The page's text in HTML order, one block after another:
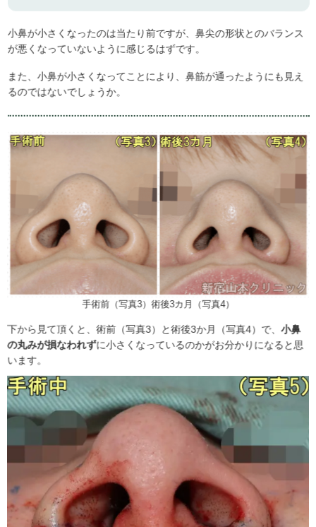
小鼻が小さくなったのは当たり前ですが、鼻尖の形状とのバランス
が悪くなっていないように感じるはずです。
また、小鼻が小さくなってことにより、鼻筋が通ったようにも見え
るのではないでしょうか。
手術前（写真3）術後3カ月（写真4）
下から見て頂くと、術前（写真3）と術後3か月（写真4）で、小鼻
の丸みが損なわれずに小さくなっているのかがお分かりになると思
います。